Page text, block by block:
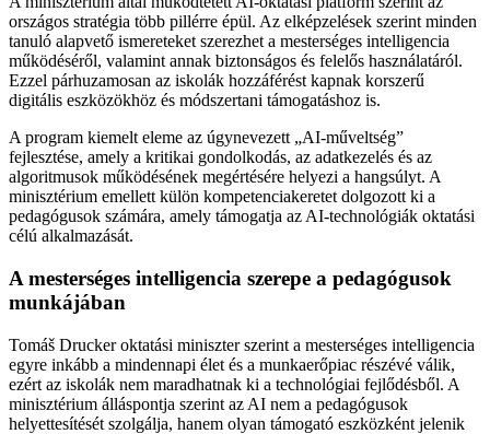
országos stratégia több pillérre épül. Az elképzelések szerint minden
tanuló alapvető ismereteket szerezhet a mesterséges intelligencia
működéséről, valamint annak biztonságos és felelős használatáról.
Ezzel párhuzamosan az iskolák hozzáférést kapnak korszerű
digitális eszközökhöz és módszertani támogatáshoz is.
A program kiemelt eleme az úgynevezett „AI-műveltség”
fejlesztése, amely a kritikai gondolkodás, az adatkezelés és az
algoritmusok működésének megértésére helyezi a hangsúlyt. A
minisztérium emellett külön kompetenciakeretet dolgozott ki a
pedagógusok számára, amely támogatja az AI-technológiák oktatási
célú alkalmazását.
A mesterséges intelligencia szerepe a pedagógusok
munkájában
Tomáš Drucker oktatási miniszter szerint a mesterséges intelligencia
egyre inkább a mindennapi élet és a munkaerőpiac részévé válik,
ezért az iskolák nem maradhatnak ki a technológiai fejlődésből. A
minisztérium álláspontja szerint az AI nem a pedagógusok
helyettesítését szolgálja, hanem olyan támogató eszközként jelenik